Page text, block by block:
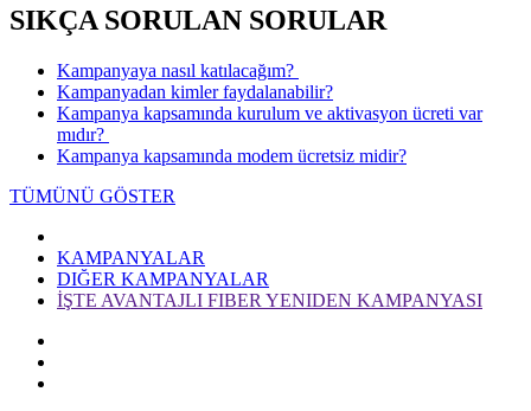
SIKÇA SORULAN SORULAR
​Kampanyaya nasıl katılacağım? ​
​Kampanyadan kimler faydalanabilir?
​Kampanya kapsamında kurulum ve aktivasyon ücreti var
mıdır? ​
Kampanya kapsamında modem ücretsiz midir?
TÜMÜNÜ GÖSTER
KAMPANYALAR
DIĞER KAMPANYALAR
İŞTE AVANTAJLI FIBER YENIDEN KAMPANYASI